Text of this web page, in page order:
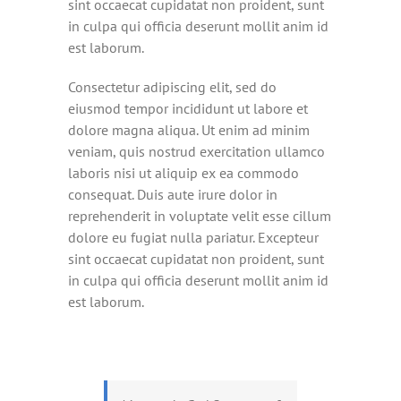
sint occaecat cupidatat non proident, sunt
in culpa qui officia deserunt mollit anim id
est laborum.
Consectetur adipiscing elit, sed do
eiusmod tempor incididunt ut labore et
dolore magna aliqua. Ut enim ad minim
veniam, quis nostrud exercitation ullamco
laboris nisi ut aliquip ex ea commodo
consequat. Duis aute irure dolor in
reprehenderit in voluptate velit esse cillum
dolore eu fugiat nulla pariatur. Excepteur
sint occaecat cupidatat non proident, sunt
in culpa qui officia deserunt mollit anim id
est laborum.